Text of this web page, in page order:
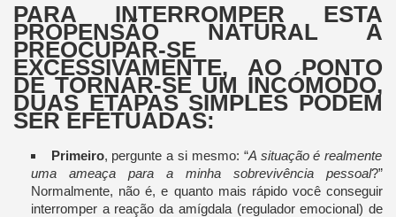
PARA INTERROMPER ESTA
PROPENSÃO NATURAL A
PREOCUPAR-SE
EXCESSIVAMENTE, AO PONTO
DE TORNAR-SE UM INCÓMODO,
DUAS ETAPAS SIMPLES PODEM
SER EFETUADAS:
Primeiro, pergunte a si mesmo: “A situação é realmente
uma ameaça para a minha sobrevivência pessoal?”
Normalmente, não é, e quanto mais rápido você conseguir
interromper a reação da amígdala (regulador emocional) de